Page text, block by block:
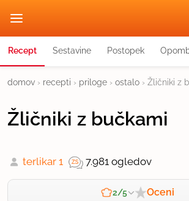
Recept Sestavine Postopek
domov › recepti › priloge › ostalo › Žličniki z
Žličniki z bučkami
terlikar 1 7.981 ogledov
2/5 Oceni